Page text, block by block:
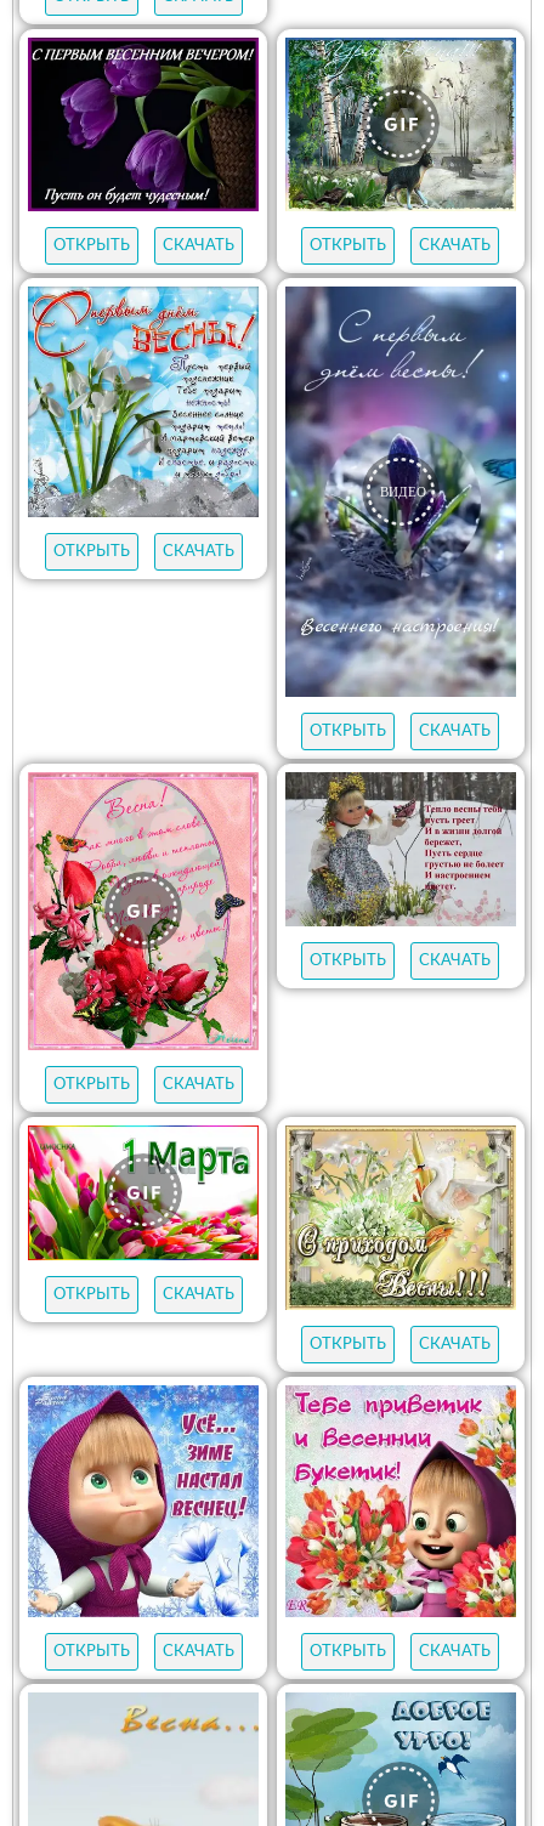
ОТКРЫТЬ СКАЧАТЬ ОТКРЫТЬ СКАЧАТЬ
ОТКРЫТЬ СКАЧАТЬ
ОТКРЫТЬ СКАЧАТЬ
ОТКРЫТЬ СКАЧАТЬ
ОТКРЫТЬ СКАЧАТЬ
ОТКРЫТЬ СКАЧАТЬ
ОТКРЫТЬ СКАЧАТЬ
ОТКРЫТЬ СКАЧАТЬ ОТКРЫТЬ СКАЧАТЬ